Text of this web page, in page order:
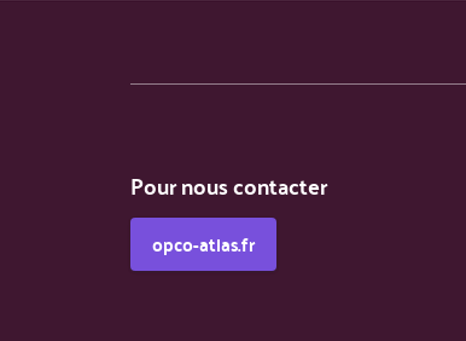
Pour nous contacter
opco-atlas.fr